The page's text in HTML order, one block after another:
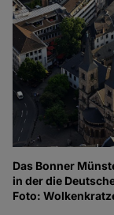
Das Bonner
in der die
Foto: